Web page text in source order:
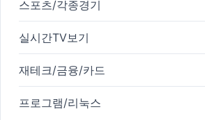
스포츠/각종경기
실시간TV보기
재테크/금융/카드
프로그램/리눅스